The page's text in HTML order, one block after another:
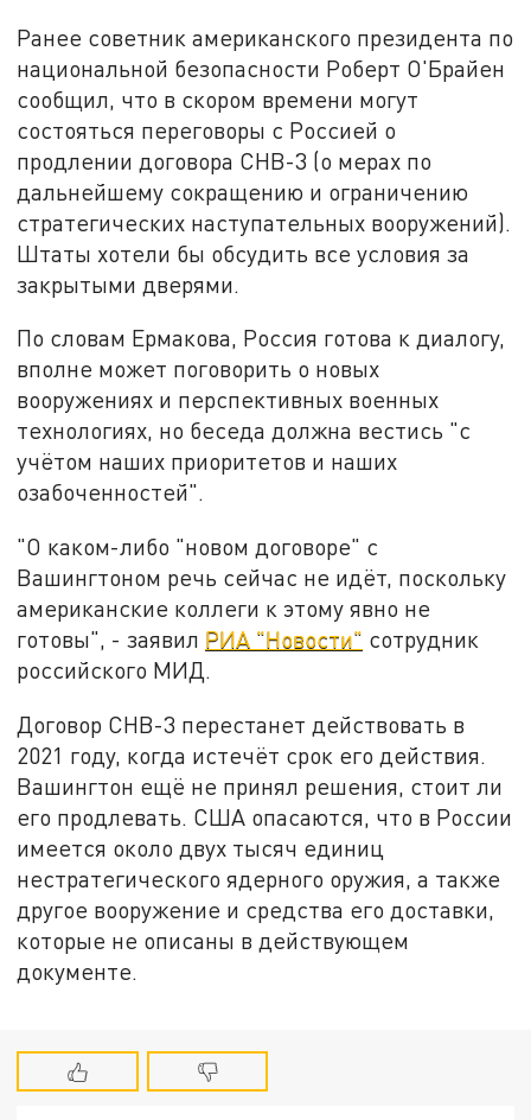
Ранее советник американского президента по
национальной безопасности Роберт О'Брайен
сообщил, что в скором времени могут
состояться переговоры с Россией о
продлении договора СНВ-3 (о мерах по
дальнейшему сокращению и ограничению
стратегических наступательных вооружений).
Штаты хотели бы обсудить все условия за
закрытыми дверями.
По словам Ермакова, Россия готова к диалогу,
вполне может поговорить о новых
вооружениях и перспективных военных
технологиях, но беседа должна вестись "с
учётом наших приоритетов и наших
озабоченностей".
"О каком-либо "новом договоре" с
Вашингтоном речь сейчас не идёт, поскольку
американские коллеги к этому явно не
готовы", - заявил РИА "Новости" сотрудник
российского МИД.
Договор СНВ-3 перестанет действовать в
2021 году, когда истечёт срок его действия.
Вашингтон ещё не принял решения, стоит ли
его продлевать. США опасаются, что в России
имеется около двух тысяч единиц
нестратегического ядерного оружия, а также
другое вооружение и средства его доставки,
которые не описаны в действующем
документе.